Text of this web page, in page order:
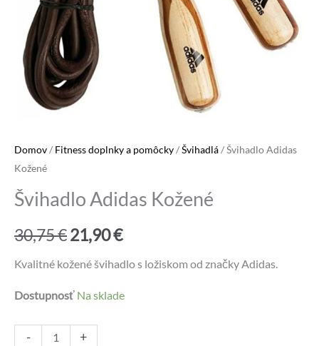
Domov/ Fitness doplnky a pomôcky/Švihadlá/ Švihadlo Adidas
Kožené
Švihadlo Adidas Kožené
30,75€Pôvodná
cena
bola:
30,75 €.
21,90€Aktuálna
cena
je:
Kvalitné kožené švihadlo s ložiskom od značky Adidas.
Dostupnosť Na sklade
-
množstvo
+